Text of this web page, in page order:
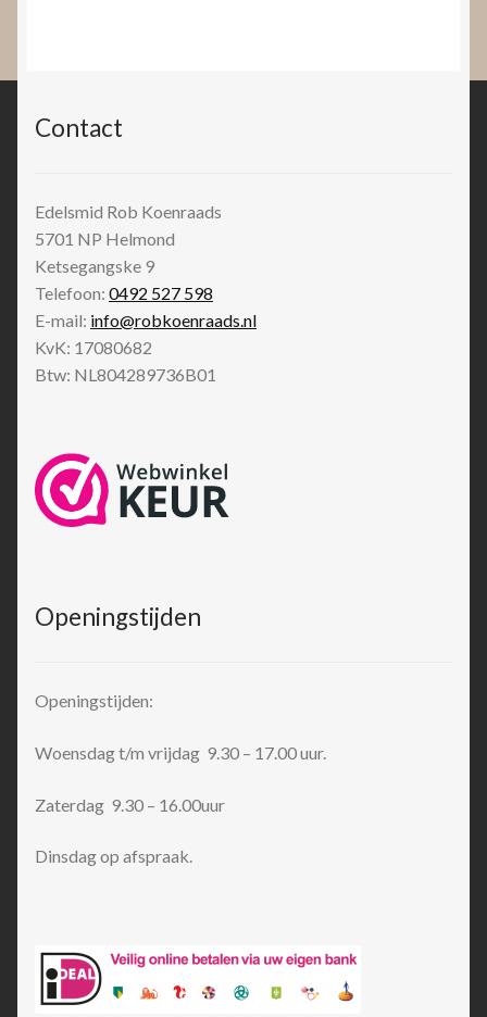
Contact
Edelsmid Rob Koenraads
5701 NP Helmond
Ketsegangske 9
Telefoon: 0492 527 598
E-mail: info@robkoenraads.nl
KvK: 17080682
Btw: NL804289736B01
Openingstijden
Openingstijden:
Woensdag t/m vrijdag 9.30 – 17.00 uur.
Zaterdag 9.30 – 16.00uur
Dinsdag op afspraak.